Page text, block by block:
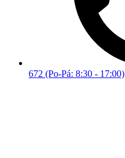
672 (Po-Pá: 8:30 - 17:00)